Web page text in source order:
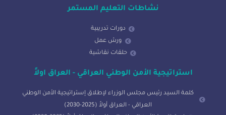
نشاطات التعليم المستمر
دورات تدريبية
ورش عمل
حلقات نقاشية
استراتيجية الأمن الوطني العراقي - العراق اولاً
كلمة السيد رئيس مجلس الوزراء لإطلاق إستراتيجية الأمن الوطني
العراقي - العراق أولاً (2025-2030)